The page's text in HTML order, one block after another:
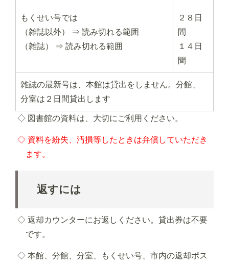
もくせい号では
（雑誌以外） ⇒ 読み切れる範囲
（雑誌） ⇒ 読み切れる範囲
２８日
間
１４日
間
雑誌の最新号は、本館は貸出をしません。分館、
分室は２日間貸出します
◇ 図書館の資料は、大切にご利用ください。
◇ 資料を紛失、汚損等したときは弁償していただき
ます。
返すには
◇ 返却カウンターにお返しください。貸出券は不要
です。
◇ 本館、分館、分室、もくせい号、市内の返却ポス